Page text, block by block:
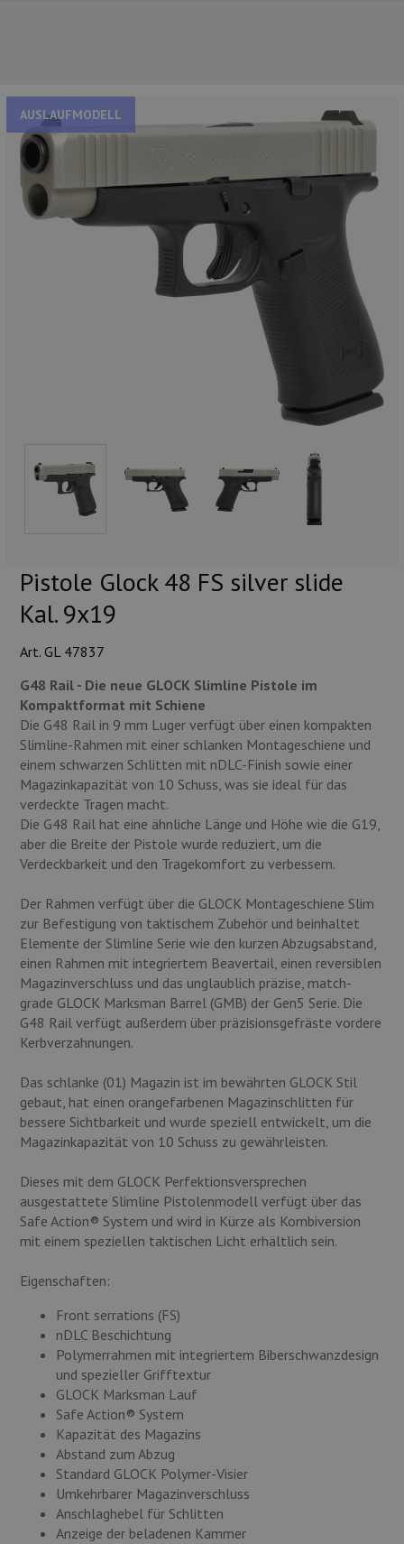
AUSLAUFMODELL
Pistole Glock 48 FS silver slide
Kal. 9x19
Art. GL 47837
G48 Rail - Die neue GLOCK Slimline Pistole im
Kompaktformat mit Schiene
Die G48 Rail in 9 mm Luger verfügt über einen kompakten
Slimline-Rahmen mit einer schlanken Montageschiene und
einem schwarzen Schlitten mit nDLC-Finish sowie einer
Magazinkapazität von 10 Schuss, was sie ideal für das
verdeckte Tragen macht.
Die G48 Rail hat eine ähnliche Länge und Höhe wie die G19,
aber die Breite der Pistole wurde reduziert, um die
Verdeckbarkeit und den Tragekomfort zu verbessern.
Der Rahmen verfügt über die GLOCK Montageschiene Slim
zur Befestigung von taktischem Zubehör und beinhaltet
Elemente der Slimline Serie wie den kurzen Abzugsabstand,
einen Rahmen mit integriertem Beavertail, einen reversiblen
Magazinverschluss und das unglaublich präzise, match-
grade GLOCK Marksman Barrel (GMB) der Gen5 Serie. Die
G48 Rail verfügt außerdem über präzisionsgefräste vordere
Kerbverzahnungen.
Das schlanke (01) Magazin ist im bewährten GLOCK Stil
gebaut, hat einen orangefarbenen Magazinschlitten für
bessere Sichtbarkeit und wurde speziell entwickelt, um die
Magazinkapazität von 10 Schuss zu gewährleisten.
Dieses mit dem GLOCK Perfektionsversprechen
ausgestattete Slimline Pistolenmodell verfügt über das
Safe Action® System und wird in Kürze als Kombiversion
mit einem speziellen taktischen Licht erhältlich sein.
Eigenschaften:
Front serrations (FS)
nDLC Beschichtung
Polymerrahmen mit integriertem Biberschwanzdesign
und spezieller Grifftextur
GLOCK Marksman Lauf
Safe Action® System
Kapazität des Magazins
Abstand zum Abzug
Standard GLOCK Polymer-Visier
Umkehrbarer Magazinverschluss
Anschlaghebel für Schlitten
Anzeige der beladenen Kammer
UNSERE TOP-MARKEN
Waffen
Lampen und Zubehör